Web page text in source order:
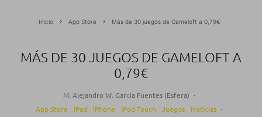
Inicio App Store Más de 30 juegos de Gameloft a 0,79€
MÁS DE 30 JUEGOS DE GAMELOFT A
0,79€
M. Alejandro W. García Fuentes (Esfera) ·
App Store
iPad iPhone iPod Touch Juegos Noticias ·